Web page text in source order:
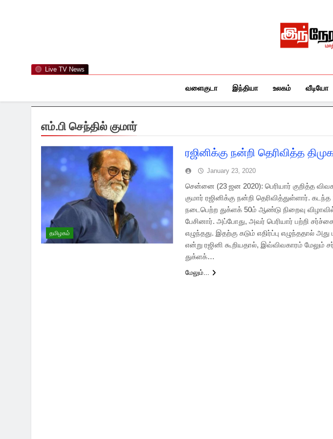
Live TV News
வளைகுடா இந்தியா உலகம் வீடியோ
எம்.பி செந்தில் குமார்
தமிழகம்
ரஜினிக்கு நன்றி தெரிவித்த
January 23, 2020
சென்னை (23 ஜன 2020): பெரியார் குறித்த
குமார் ரஜினிக்கு நன்றி தெரிவித்துள்ளார்.
நடைபெற்ற துக்ளக் 50ம் ஆண்டு நிறைவு விழாவில்
பேசினார். அப்போது, அவர் பெரியார் பற்றி சர்ச்சை
எழுந்தது. இதற்கு கடும் எதிர்ப்பு எழுந்ததால் அது
என்று ரஜினி கூறியதால், இவ்விவகாரம் மேலும்
துக்ளக்…
மேலும்...